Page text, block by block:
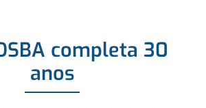
completa 30
anos